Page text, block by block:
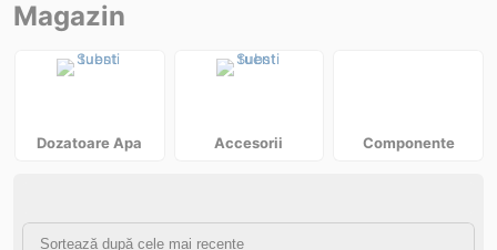
Magazin
Dozatoare Apa Accesorii Componente